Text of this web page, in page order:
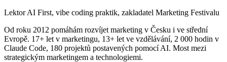
Lektor AI First, vibe coding praktik, zakladatel Marketing Festivalu
Od roku 2012 pomáhám rozvíjet marketing v Česku i ve střední
Evropě. 17+ let v marketingu, 13+ let ve vzdělávání, 2 000 hodin v
Claude Code, 180 projektů postavených pomocí AI. Most mezi
strategickým marketingem a technologiemi.